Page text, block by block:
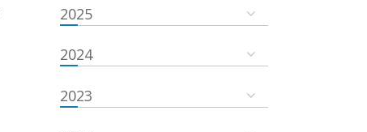
2025
2024
2023